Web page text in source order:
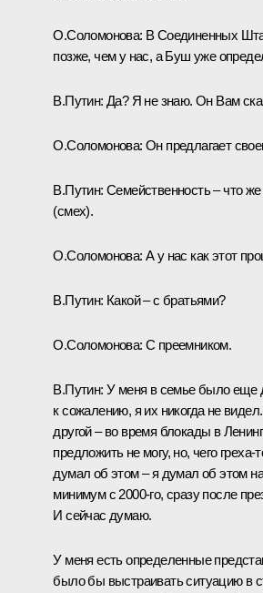
О.Соломонова: В Соединенных
позже, чем у нас, а Буш уже
В.Путин: Да? Я не знаю. Он Вам
О.Соломонова: Он предлагает
В.Путин: Семейственность – что
(смех).
О.Соломонова: А у нас как этот
В.Путин: Какой – с братьями?
О.Соломонова: С преемником.
В.Путин: У меня в семье было еще
к сожалению, я их никогда не
другой – во время блокады в
предложить не могу, но, чего
думал об этом – я думал об этом
минимум с 2000-го, сразу после
И сейчас думаю.
У меня есть определенные
было бы выстраивать ситуацию в